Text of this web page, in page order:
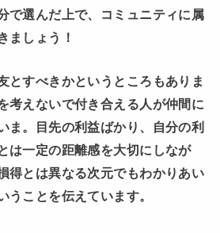
で選んだ上で、コミュニティに属
ましょう！
とすべきかというところもありま
考えないで付き合える人が仲間に
ま。目先の利益ばかり、自分の利
は一定の距離感を大切にしなが
得とは異なる次元でもわかりあい
うことを伝えています。